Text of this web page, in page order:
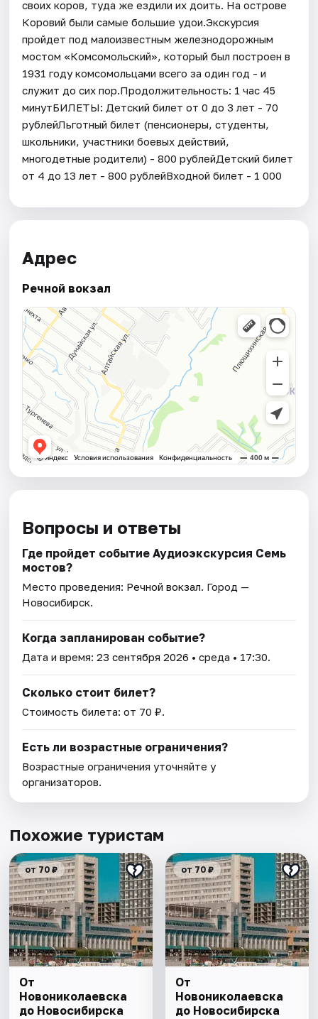
своих коров, туда же ездили их доить. На острове
Коровий были самые большие удои.Экскурсия
пройдет под малоизвестным железнодорожным
мостом «Комсомольский», который был построен в
1931 году комсомольцами всего за один год - и
служит до сих пор.Продолжительность: 1 час 45
минутБИЛЕТЫ: Детский билет от 0 до 3 лет - 70
рублейЛьготный билет (пенсионеры, студенты,
школьники, участники боевых действий,
многодетные родители) - 800 рублейДетский билет
от 4 до 13 лет - 800 рублейВходной билет - 1 000
Адрес
Речной вокзал
Вопросы и ответы
Где пройдет событие Аудиоэкскурсия Семь
мостов?
Место проведения: Речной вокзал. Город —
Новосибирск.
Когда запланирован событие?
Дата и время:23 сентября 2026 • среда • 17:30.
Сколько стоит билет?
Стоимость билета: от 70 ₽.
Есть ли возрастные ограничения?
Возрастные ограничения уточняйте у
организаторов.
Похожие туристам
от 70 ₽
От
Новониколаевска
до Новосибирска
от 70 ₽
От
Новониколаевска
до Новосибирска